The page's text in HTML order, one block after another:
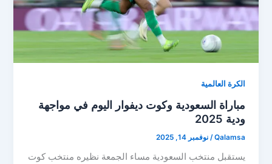
الكرة العالمية
مباراة السعودية وكوت ديفوار اليوم في مواجهة
ودية 2025
Qalamsa
/نوفمبر 14, 2025
يستقبل منتخب السعودية مساء الجمعة نظيره منتخب كوت